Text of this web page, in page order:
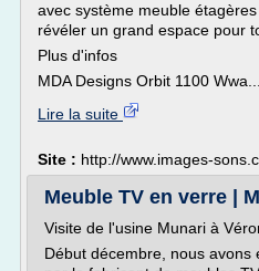
avec système meuble
révéler un grand espace pour
Plus d'infos
MDA Designs Orbit 1100 Wwa...
Lire la suite
Site : http://www.images-
Meuble TV en verre |
Visite de l'usine Munari à
Début décembre, nous avons